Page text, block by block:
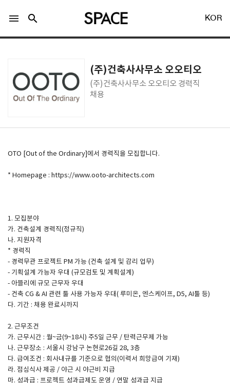
Facebook 로그인
SPACE 소개
공지사항
기사문의
광고문의
menu search KOR
(주)건축사사무소 오오티오
(주)건축사사무소 오오티오 경력직
채용
OTO [Out of the Ordinary]에서 경력직을 모집합니다.
* Homepage : https://www.ooto-architects.com
1. 모집분야
가. 건축설계 경력직(정규직)
나. 지원자격
* 경력직
- 경력무관 프로젝트 PM 가능 (건축 설계 및 감리 업무)
- 기획설계 가능자 우대 (규모검토 및 계획설계)
- 아뜰리에 규모 근무자 우대
- 건축 CG & AI 관련 툴 사용 가능자 우대( 루미온, 엔스케이프, D5, AI툴 등)
다. 기간 : 채용 완료시까지
2. 근무조건
가. 근무시간 : 월~금(9~18시) 주5일 근무 / 탄력근무제 가능
나. 근무장소 : 서울시 강남구 논현로26길 28, 3층
다. 급여조건 : 회사내규를 기준으로 협의(이력서 희망급여 기재)
라. 점심식사 제공 / 야근 시 야근비 지급
마. 성과급 : 프로젝트 성과급제도 운영 / 연말 성과급 지급